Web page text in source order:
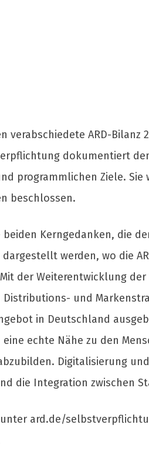
ARD-Bilanz
dokumentiert
programmlichen Ziele.
beschlossen.
Kerngedanken, die
werden, wo die
der Weiterentwicklung
und
in Deutschland
echte Nähe zu den
Digitalisierung
die Integration zwischen
unter ard.de/